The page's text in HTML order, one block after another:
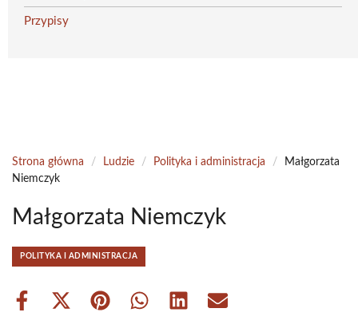
Przypisy
Strona główna / Ludzie / Polityka i administracja /
Małgorzata
Niemczyk
Małgorzata Niemczyk
POLITYKA I ADMINISTRACJA
Share
Share Share Share Share Share